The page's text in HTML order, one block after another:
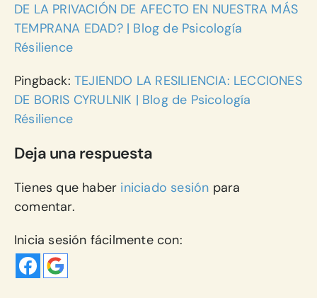
DE LA PRIVACIÓN DE AFECTO EN NUESTRA MÁS
TEMPRANA EDAD? | Blog de Psicología
Résilience
Pingback: TEJIENDO LA RESILIENCIA: LECCIONES
DE BORIS CYRULNIK | Blog de Psicología
Résilience
Deja una respuesta
Tienes que haber iniciado sesión para
comentar.
Inicia sesión fácilmente con: